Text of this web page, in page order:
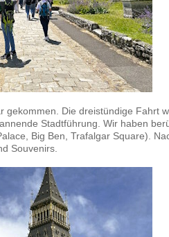
gekommen. Die dreistündige Fahrt
Stadtführung. Wir haben
Big Ben, Trafalgar Square).
Souvenirs.